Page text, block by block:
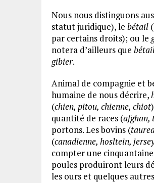
Nous nous distinguons
statut juridique), le bétail
par certains droits); ou le
notera d’ailleurs que
gibier.
Animal de compagnie et
humaine de nous décrire,
(chien, pitou, chienne, chiot
quantité de races (afghan,
portons. Les bovins (
(canadienne, hosltein,
compter une
poules produiront leurs
les ours et quelques